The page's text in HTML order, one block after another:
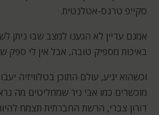
סקייפ טרנס-אטלנטית.
אמנם עדיין לא הגענו למצב שבו ניתן
באיכות מספיק טובה, אבל אין לי ספק
וכשהוא יגיע, עולם התוכן בטלוויזיה
מוכשרים כמו אבי ניר שמחליטים מה
דורון צברי, הרשת החברתית תצמח